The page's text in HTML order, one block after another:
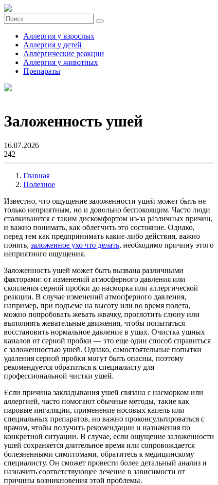
Аллергия у взрослых
Аллергия у детей
Аллергические реакции
Аллергия у животных
Препараты
Заложенность ушей
16.07.2026
242
Главная
Полезное
Известно, что ощущение заложенности ушей может быть не
только неприятным, но и довольно беспокоящим. Часто люди
сталкиваются с таким дискомфортом из-за различных причин,
и важно понимать, как облегчить это состояние. Однако,
перед тем как предпринимать какие-либо действия, важно
понять, заложенное ухо что делать, необходимо причину этого
неприятного ощущения.
Заложенность ушей может быть вызвана различными
факторами: от изменений атмосферного давления или
скопления серной пробки до насморка или аллергической
реакции. В случае изменений атмосферного давления,
например, при подъеме на высоту или во время полета,
можно попробовать жевать жвачку, проглотить слюну или
выполнять жевательные движения, чтобы попытаться
восстановить нормальное давление в ушах. Очистка ушных
каналов от серной пробки — это еще один способ справиться
с заложенностью ушей. Однако, самостоятельные попытки
удаления серной пробки могут быть опасны, поэтому
рекомендуется обратиться к специалисту для
профессиональной чистки ушей.
Если причина закладывания ушей связана с насморком или
аллергией, часто помогают обычные методы, такие как
паровые ингаляции, применение носовых капель или
специальных препаратов, но важно проконсультироваться с
врачом, чтобы получить рекомендации и назначения по
конкретной ситуации. В случае, если ощущение заложенности
ушей сохраняется длительное время или сопровождается
болезненными симптомами, обратитесь к медицинскому
специалисту. Он сможет провести более детальный анализ и
назначить соответствующее лечение в зависимости от
причины возникновения этой проблемы.